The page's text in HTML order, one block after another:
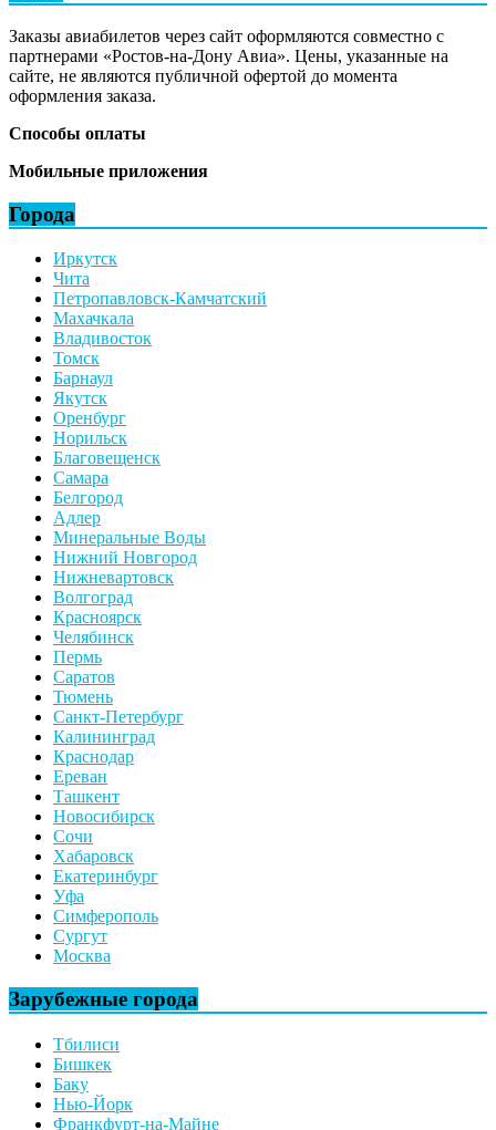
Заказы авиабилетов через сайт оформляются совместно с
партнерами «Ростов-на-Дону Авиа». Цены, указанные на
сайте, не являются публичной офертой до момента
оформления заказа.
Способы оплаты
Мобильные приложения
Города
Иркутск
Чита
Петропавловск-Камчатский
Махачкала
Владивосток
Томск
Барнаул
Якутск
Оренбург
Норильск
Благовещенск
Самара
Белгород
Адлер
Минеральные Воды
Нижний Новгород
Нижневартовск
Волгоград
Красноярск
Челябинск
Пермь
Саратов
Тюмень
Санкт-Петербург
Калининград
Краснодар
Ереван
Ташкент
Новосибирск
Сочи
Хабаровск
Екатеринбург
Уфа
Симферополь
Сургут
Москва
Зарубежные города
Тбилиси
Бишкек
Баку
Нью-Йорк
Франкфурт-на-Майне